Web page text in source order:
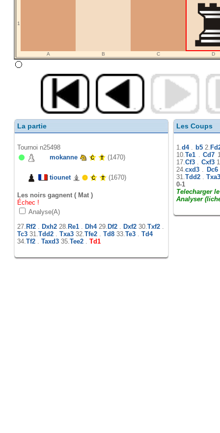
1
A B C D
La partie
Tournoi n25498
mokanne
(1470)
tiounet (1670)
Les noirs gagnent ( Mat )
Échec !
Analyse(A)
27. Rf2 . Dxh2 28. Re1 . Dh429. Df2 . Dxf2 30.Txf2 .
Tc3 31.Tdd2 . Txa3 32.Tfe2 . Td8 33.Te3 . Td4
34.Tf2 . Taxd3 35.Tee2 . Td1
Les Coups
1.d4. b52.
10.Te1 .Cd7
17.Cf3 . Cxf3
24.cxd3 . Dc6
31.Tdd2 . Txa3
0-1
Telecharger
Analyser